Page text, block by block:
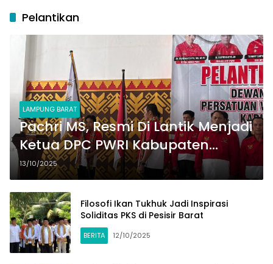
Pelantikan
LAMPUNG BARAT
Pachri MS, Resmi Di Lantik Menjadi
Ketua DPC PWRI Kabupaten
Lampung Barat Periode 2025-
2028
13/10/2025
Filosofi Ikan Tukhuk Jadi Inspirasi
Soliditas PKS di Pesisir Barat
BERITA 12/10/2025